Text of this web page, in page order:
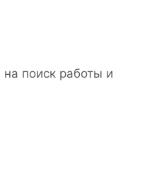
на поиск работы и